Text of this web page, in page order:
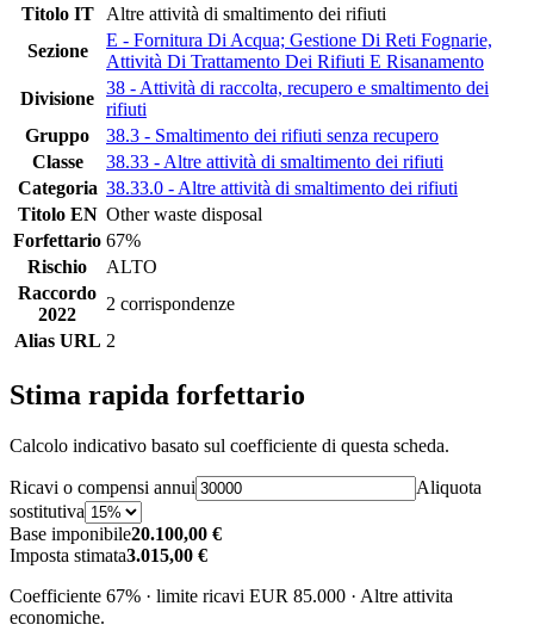
Titolo IT
Altre attività di smaltimento dei rifiuti
Sezione
E - Fornitura Di Acqua; Gestione Di Reti Fognarie,
Attività Di Trattamento Dei Rifiuti E Risanamento
Divisione
38 - Attività di raccolta, recupero e smaltimento dei
rifiuti
Gruppo
38.3 - Smaltimento dei rifiuti senza recupero
Classe
38.33 - Altre attività di smaltimento dei rifiuti
Categoria 38.33.0 - Altre attività di smaltimento dei rifiuti
Titolo EN Other waste disposal
Forfettario 67%
Rischio
ALTO
Raccordo
2022
2 corrispondenze
Alias URL 2
Stima rapida forfettario
Calcolo indicativo basato sul coefficiente di questa scheda.
Ricavi o compensi annui
Aliquota
sostitutiva
Base imponibile20.100,00 €
Imposta stimata3.015,00 €
Coefficiente 67% · limite ricavi EUR 85.000 · Altre attivita
economiche.